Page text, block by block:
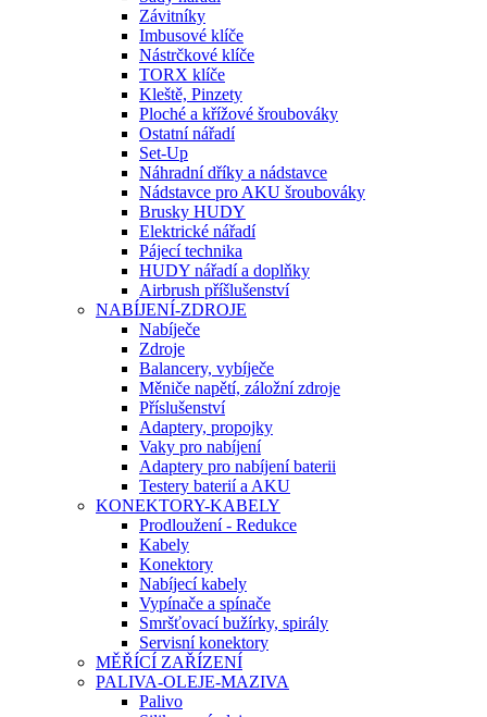
Závitníky
Imbusové klíče
Nástrčkové klíče
TORX klíče
Kleště, Pinzety
Ploché a křížové šroubováky
Ostatní nářadí
Set-Up
Náhradní dříky a nádstavce
Nádstavce pro AKU šroubováky
Brusky HUDY
Elektrické nářadí
Pájecí technika
HUDY nářadí a doplňky
Airbrush příšlušenství
NABÍJENÍ-ZDROJE
Nabíječe
Zdroje
Balancery, vybíječe
Měniče napětí, záložní zdroje
Příslušenství
Adaptery, propojky
Vaky pro nabíjení
Adaptery pro nabíjení baterii
Testery baterií a AKU
KONEKTORY-KABELY
Prodloužení - Redukce
Kabely
Konektory
Nabíjecí kabely
Vypínače a spínače
Smršťovací bužírky, spirály
Servisní konektory
MĚŘÍCÍ ZAŘÍZENÍ
PALIVA-OLEJE-MAZIVA
Palivo